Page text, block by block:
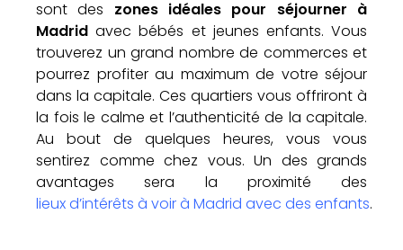
sont des zones idéales pour séjourner à
Madrid avec bébés et jeunes enfants. Vous
trouverez un grand nombre de commerces et
pourrez profiter au maximum de votre séjour
dans la capitale. Ces quartiers vous offriront à
la fois le calme et l’authenticité de la capitale.
Au bout de quelques heures, vous vous
sentirez comme chez vous. Un des grands
avantages sera la proximité des
lieux d’intérêts à voir à Madrid avec des enfants.